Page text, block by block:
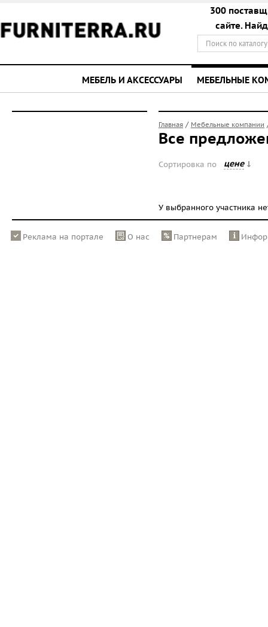
300
сайте.
МЕБЕЛЬ И АКСЕССУАРЫ МЕБЕЛЬНЫЕ
Главная / Мебельные компании
Все
Сортировка по цене
У выбранного участника
Реклама на портале О нас Партнерам